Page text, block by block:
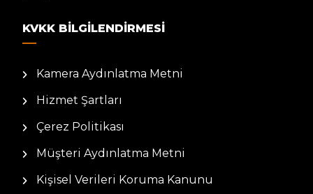
KVKK BILGILENDIRMESI
Kamera Aydınlatma Metni
Hizmet Şartları
Çerez Politikası
Müşteri Aydınlatma Metni
Kişisel Verileri Koruma Kanunu